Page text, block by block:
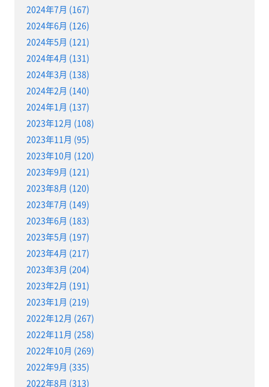
2024年7月 (167)
2024年6月 (126)
2024年5月 (121)
2024年4月 (131)
2024年3月 (138)
2024年2月 (140)
2024年1月 (137)
2023年12月 (108)
2023年11月 (95)
2023年10月 (120)
2023年9月 (121)
2023年8月 (120)
2023年7月 (149)
2023年6月 (183)
2023年5月 (197)
2023年4月 (217)
2023年3月 (204)
2023年2月 (191)
2023年1月 (219)
2022年12月 (267)
2022年11月 (258)
2022年10月 (269)
2022年9月 (335)
2022年8月 (313)